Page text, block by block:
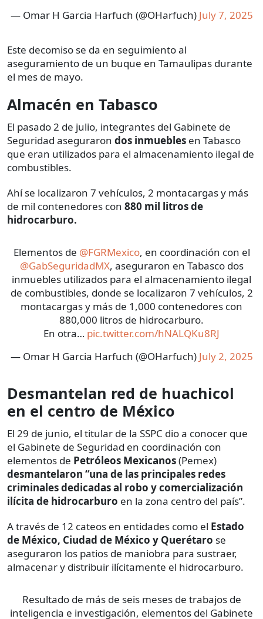
— Omar H Garcia Harfuch (@OHarfuch) July 7, 2025
Este decomiso se da en seguimiento al
aseguramiento de un buque en Tamaulipas durante
el mes de mayo.
Almacén en Tabasco
El pasado 2 de julio, integrantes del Gabinete de
Seguridad aseguraron dos inmuebles en Tabasco
que eran utilizados para el almacenamiento ilegal de
combustibles.
Ahí se localizaron 7 vehículos, 2 montacargas y más
de mil contenedores con 880 mil litros de
hidrocarburo.
Elementos de @FGRMexico, en coordinación con el
@GabSeguridadMX, aseguraron en Tabasco dos
inmuebles utilizados para el almacenamiento ilegal
de combustibles, donde se localizaron 7 vehículos, 2
montacargas y más de 1,000 contenedores con
880,000 litros de hidrocarburo.
En otra… pic.twitter.com/hNALQKu8RJ
— Omar H Garcia Harfuch (@OHarfuch) July 2, 2025
Desmantelan red de huachicol
en el centro de México
El 29 de junio, el titular de la SSPC dio a conocer que
el Gabinete de Seguridad en coordinación con
elementos de Petróleos Mexicanos(Pemex)
desmantelaron “una de las principales redes
criminales dedicadas al robo y comercialización
ilícita de hidrocarburo en la zona centro del país”.
A través de 12 cateos en entidades como el Estado
de México, Ciudad de México y Querétaro se
aseguraron los patios de maniobra para sustraer,
almacenar y distribuir ilícitamente el hidrocarburo.
Resultado de más de seis meses de trabajos de
inteligencia e investigación, elementos del Gabinete